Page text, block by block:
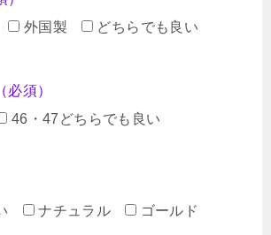
外国製 どちらでも良い
（必須）
46・47どちらでも良い
ナチュラル ゴールド